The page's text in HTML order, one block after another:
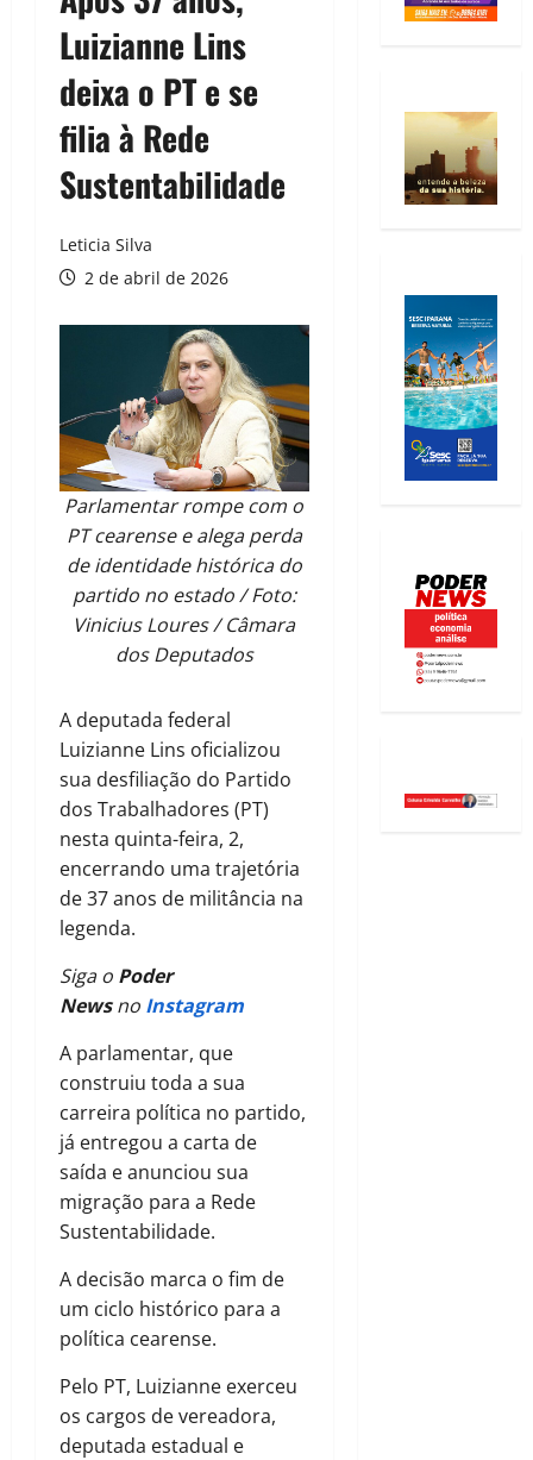
Luizianne Lins
deixa o PT e se
filia à Rede
Sustentabilidade
Leticia Silva
2 de abril de 2026
Parlamentar rompe com o
PT cearense e alega perda
de identidade histórica do
partido no estado / Foto:
Vinicius Loures / Câmara
dos Deputados
A deputada federal
Luizianne Lins oficializou
sua desfiliação do Partido
dos Trabalhadores (PT)
nesta quinta-feira, 2,
encerrando uma trajetória
de 37 anos de militância na
legenda.
Siga o Poder
Newsno Instagram
A parlamentar, que
construiu toda a sua
carreira política no partido,
já entregou a carta de
saída e anunciou sua
migração para a Rede
Sustentabilidade.
A decisão marca o fim de
um ciclo histórico para a
política cearense.
Pelo PT, Luizianne exerceu
os cargos de vereadora,
deputada estadual e